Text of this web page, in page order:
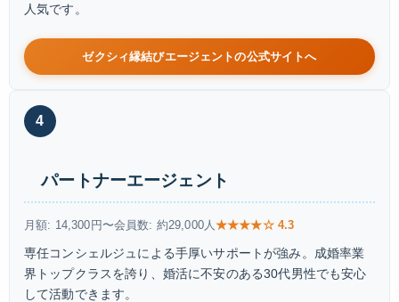
人気です。
ゼクシィ縁結びエージェントの公式サイトへ
4
パートナーエージェント
月額: 14,300円〜会員数: 約29,000人★★★★☆ 4.3
専任コンシェルジュによる手厚いサポートが強み。成婚率業
界トップクラスを誇り、婚活に不安のある30代男性でも安心
して活動できます。